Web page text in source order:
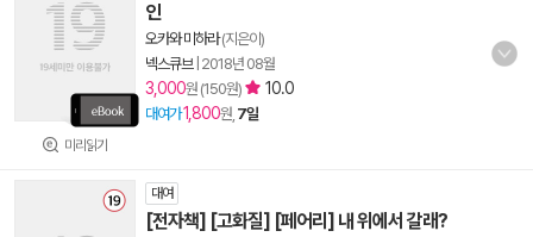
미리읽기
인
오카와 미하라(지은이)
넥스큐브| 2018년 08월
3,000원 (150원) 10.0
대여가1,800원, 7일
대여
[전자책] [고화질] [페어리] 내 위에서 갈래?